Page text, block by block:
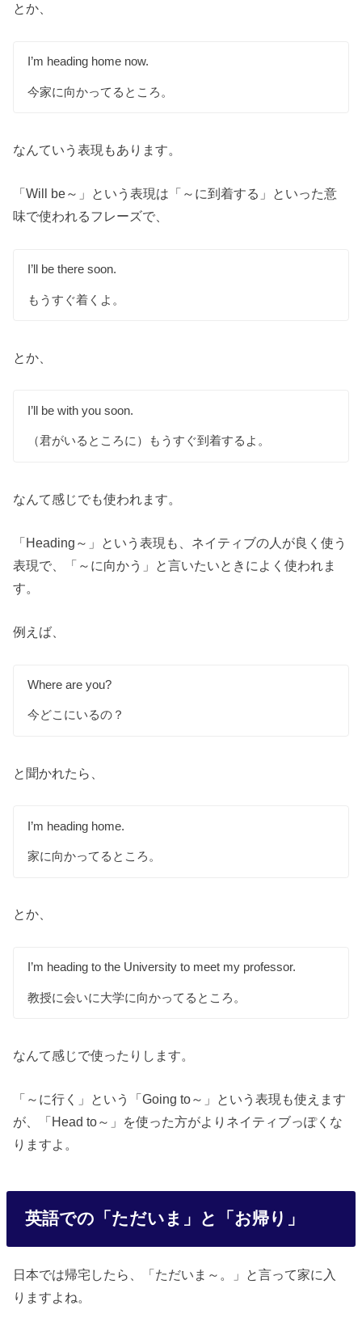
とか、
I’m heading home now.
今家に向かってるところ。
なんていう表現もあります。
「Will be～」という表現は「～に到着する」といった意
味で使われるフレーズで、
I’ll be there soon.
もうすぐ着くよ。
とか、
I’ll be with you soon.
（君がいるところに）もうすぐ到着するよ。
なんて感じでも使われます。
「Heading～」という表現も、ネイティブの人が良く使う
表現で、「～に向かう」と言いたいときによく使われま
す。
例えば、
Where are you?
今どこにいるの？
と聞かれたら、
I’m heading home.
家に向かってるところ。
とか、
I’m heading to the University to meet my professor.
教授に会いに大学に向かってるところ。
なんて感じで使ったりします。
「～に行く」という「Going to～」という表現も使えます
が、「Head to～」を使った方がよりネイティブっぽくな
りますよ。
英語での「ただいま」と「お帰り」
日本では帰宅したら、「ただいま～。」と言って家に入
りますよね。